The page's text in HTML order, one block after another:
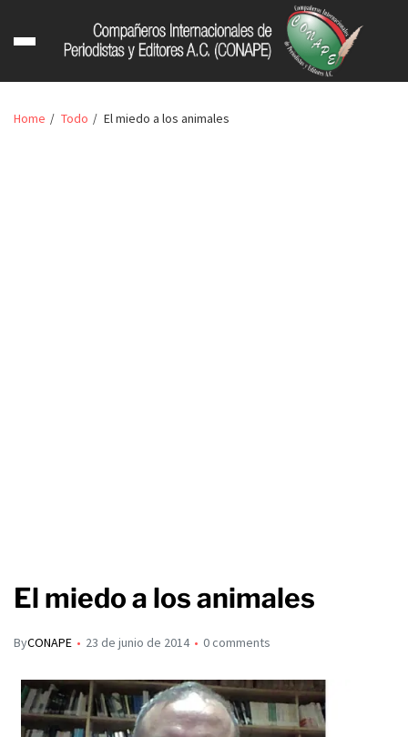
Home Todo El miedo a los animales
El miedo a los animales
ByCONAPE 23 de junio de 2014 0 comments